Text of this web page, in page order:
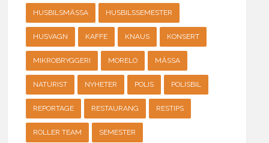
HUSBILSMÄSSA HUSBILSSEMESTER
HUSVAGN KAFFE KNAUS KONSERT
MIKROBRYGGERI MORELO MÄSSA
NATURIST NYHETER POLIS POLISBIL
REPORTAGE RESTAURANG RESTIPS
ROLLER TEAM SEMESTER